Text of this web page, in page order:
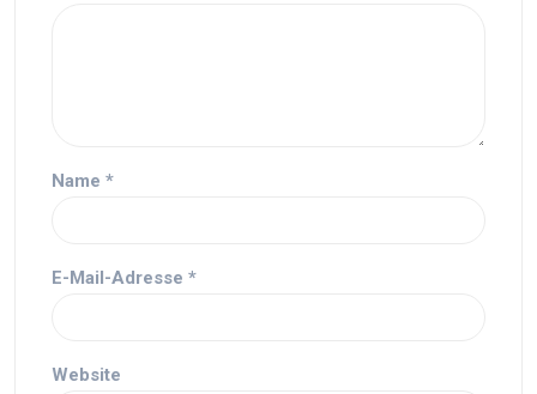
Name *
E-Mail-Adresse *
Website